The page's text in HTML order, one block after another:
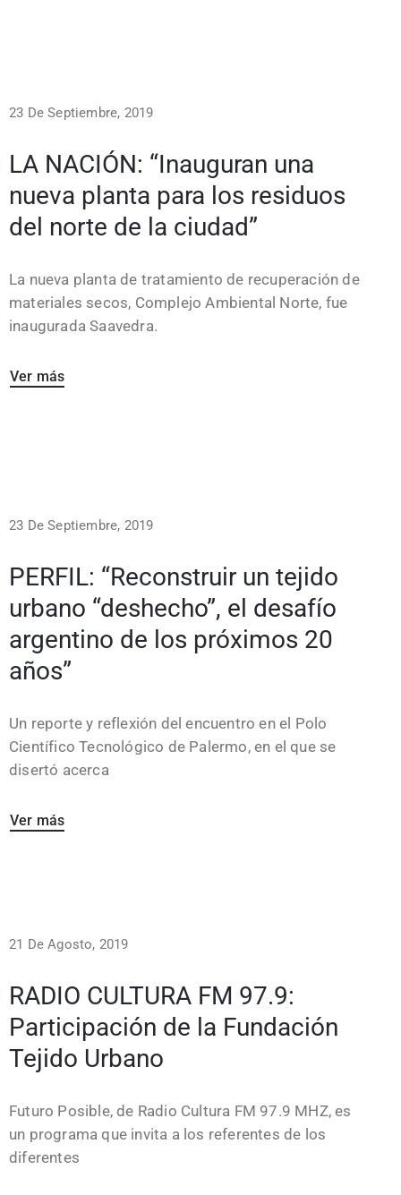
23 De Septiembre, 2019
LA NACIÓN: “Inauguran una
nueva planta para los residuos
del norte de la ciudad”
La nueva planta de tratamiento de recuperación de
materiales secos, Complejo Ambiental Norte, fue
inaugurada Saavedra.
Ver más
23 De Septiembre, 2019
PERFIL: “Reconstruir un tejido
urbano “deshecho”, el desafío
argentino de los próximos 20
años”
Un reporte y reflexión del encuentro en el Polo
Científico Tecnológico de Palermo, en el que se
disertó acerca
Ver más
21 De Agosto, 2019
RADIO CULTURA FM 97.9:
Participación de la Fundación
Tejido Urbano
Futuro Posible, de Radio Cultura FM 97.9 MHZ, es
un programa que invita a los referentes de los
diferentes